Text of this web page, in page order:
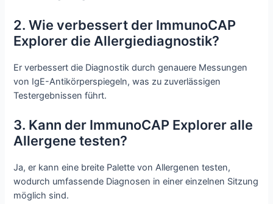
2. Wie verbessert der ImmunoCAP
Explorer die Allergiediagnostik?
Er verbessert die Diagnostik durch genauere Messungen
von IgE-Antikörperspiegeln, was zu zuverlässigen
Testergebnissen führt.
3. Kann der ImmunoCAP Explorer alle
Allergene testen?
Ja, er kann eine breite Palette von Allergenen testen,
wodurch umfassende Diagnosen in einer einzelnen Sitzung
möglich sind.